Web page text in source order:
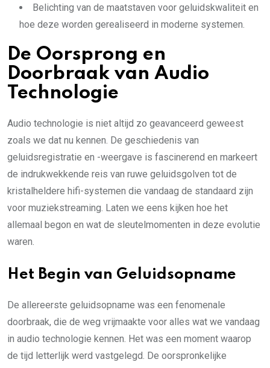
Belichting van de maatstaven voor geluidskwaliteit en
hoe deze worden gerealiseerd in moderne systemen.
De Oorsprong en
Doorbraak van Audio
Technologie
Audio technologie is niet altijd zo geavanceerd geweest
zoals we dat nu kennen. De geschiedenis van
geluidsregistratie en -weergave is fascinerend en markeert
de indrukwekkende reis van ruwe geluidsgolven tot de
kristalheldere hifi-systemen die vandaag de standaard zijn
voor muziekstreaming. Laten we eens kijken hoe het
allemaal begon en wat de sleutelmomenten in deze evolutie
waren.
Het Begin van Geluidsopname
De allereerste geluidsopname was een fenomenale
doorbraak, die de weg vrijmaakte voor alles wat we vandaag
in audio technologie kennen. Het was een moment waarop
de tijd letterlijk werd vastgelegd. De oorspronkelijke